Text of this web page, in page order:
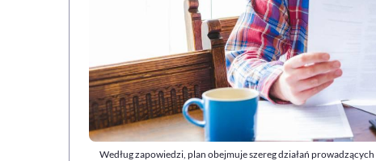
Według zapowiedzi, plan obejmuje szereg działań